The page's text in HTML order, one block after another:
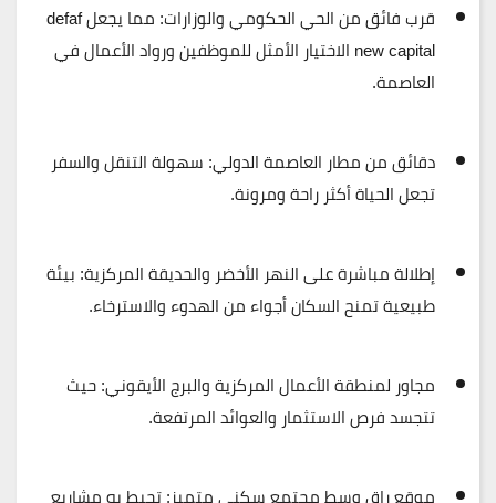
قرب فائق من الحي الحكومي والوزارات: مما يجعلdefaf
new capital الاختيار الأمثل للموظفين ورواد الأعمال في
العاصمة.
دقائق من مطار العاصمة الدولي: سهولة التنقل والسفر
تجعل الحياة أكثر راحة ومرونة.
إطلالة مباشرة على النهر الأخضر والحديقة المركزية: بيئة
طبيعية تمنح السكان أجواء من الهدوء والاسترخاء.
مجاور لمنطقة الأعمال المركزية والبرج الأيقوني:حيث
تتجسد فرص الاستثمار والعوائد المرتفعة.
موقع راقٍ وسط مجتمع سكني متميز:تحيط به مشاريع